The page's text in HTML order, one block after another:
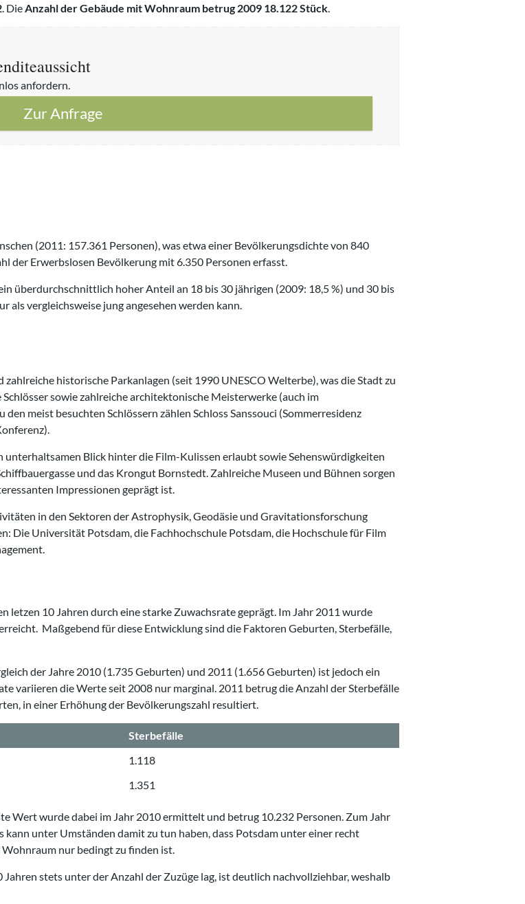
. Die Anzahl der Gebäude mit Wohnraum betrug 2009 18.122 Stück
anfordern.
Zur Anfrage
(2011: 157.361 Personen), was etwa einer Bevölkerungsdichte von 840
der Erwerbslosen Bevölkerung mit 6.350 Personen erfasst.
überdurchschnittlich hoher Anteil an 18 bis 30 jährigen (2009: 18,5 %) und 30 bis
vergleichsweise jung angesehen werden kann.
historische Parkanlagen (seit 1990 UNESCO Welterbe), was die Stadt zu
sowie zahlreiche architektonische Meisterwerke (auch im
meist besuchten Schlössern zählen Schloss Sanssouci (Sommerresidenz
Blick hinter die Film-Kulissen erlaubt sowie Sehenswürdigkeiten
und das Krongut Bornstedt. Zahlreiche Museen und Bühnen sorgen
Impressionen geprägt ist.
in den Sektoren der Astrophysik, Geodäsie und Gravitationsforschung
Die Universität Potsdam, die Fachhochschule Potsdam, die Hochschule für Film
letzen 10 Jahren durch eine starke Zuwachsrate geprägt. Im Jahr 2011 wurde
Maßgebend für diese Entwicklung sind die Faktoren Geburten, Sterbefälle,
der Jahre 2010 (1.735 Geburten) und 2011 (1.656 Geburten) ist jedoch ein
variieren die Werte seit 2008 nur marginal. 2011 betrug die Anzahl der Sterbefälle
in einer Erhöhung der Bevölkerungszahl resultiert.
Sterbefälle
1.118
1.351
Wert wurde dabei im Jahr 2010 ermittelt und betrug 10.232 Personen. Zum Jahr
unter Umständen damit zu tun haben, dass Potsdam unter einer recht
nur bedingt zu finden ist.
stets unter der Anzahl der Zuzüge lag, ist deutlich nachvollziehbar, weshalb